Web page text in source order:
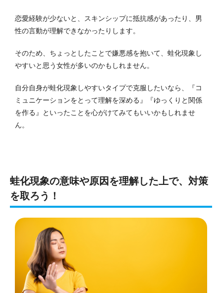
恋愛経験が少ないと、スキンシップに抵抗感があったり、男
性の言動が理解できなかったりします。
そのため、ちょっとしたことで嫌悪感を抱いて、蛙化現象し
やすいと思う女性が多いのかもしれません。
自分自身が蛙化現象しやすいタイプで克服したいなら、『コ
ミュニケーションをとって理解を深める』『ゆっくりと関係
を作る』といったことを心がけてみてもいいかもしれませ
ん。
蛙化現象の意味や原因を理解した上で、対策
を取ろう！